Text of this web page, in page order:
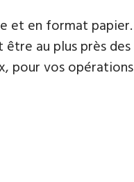
et en format papier.
au plus près des
pour vos